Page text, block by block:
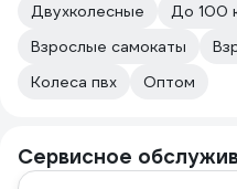
Двухколесные
До 100
Взрослые самокаты
Колеса пвх
Оптом
Сервисное